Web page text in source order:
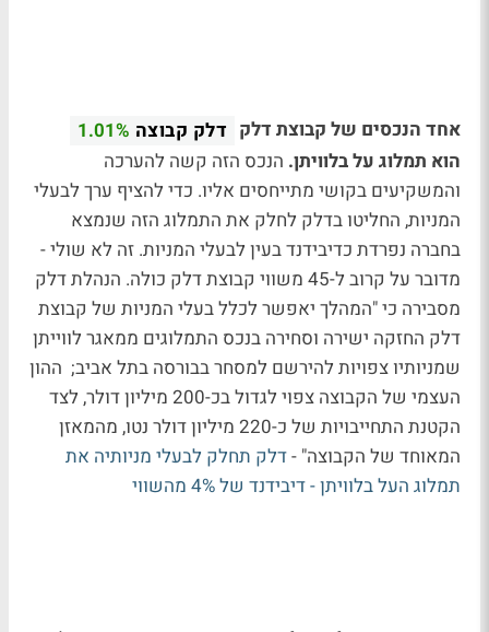
אחד הנכסים של קבוצת דלק דלק קבוצה 1.01%
הוא תמלוג על בלוויתן. הנכס הזה קשה להערכה
והמשקיעים בקושי מתייחסים אליו. כדי להציף ערך לבעלי
המניות, החליטו בדלק לחלק את התמלוג הזה שנמצא
בחברה נפרדת כדיבידנד בעין לבעלי המניות. זה לא שולי -
מדובר על קרוב ל-45 משווי קבוצת דלק כולה. הנהלת דלק
מסבירה כי "המהלך יאפשר לכלל בעלי המניות של קבוצת
דלק החזקה ישירה וסחירה בנכס התמלוגים ממאגר לווייתן
שמניותיו צפויות להירשם למסחר בבורסה בתל אביב; ההון
העצמי של הקבוצה צפוי לגדול בכ-200 מיליון דולר, לצד
הקטנת התחייבויות של כ-220 מיליון דולר נטו, מהמאזן
המאוחד של הקבוצה" -דלק תחלק לבעלי מניותיה את
תמלוג העל בלוויתן - דיבידנד של 4% מהשווי